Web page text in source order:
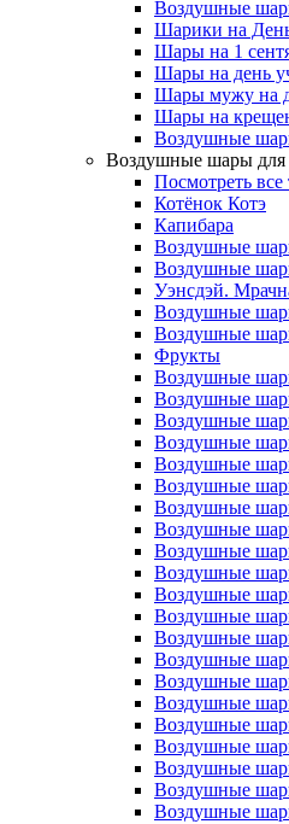
Воздушные
Шарики на
Шары на 1
Шары на день
Шары мужу на
Шары на
Воздушные
Воздушные шары для
Посмотреть все
Котёнок Котэ
Капибара
Воздушные
Воздушные
Уэнсдэй.
Воздушные
Воздушные
Фрукты
Воздушные
Воздушные
Воздушные
Воздушные
Воздушные
Воздушные
Воздушные
Воздушные
Воздушные
Воздушные
Воздушные
Воздушные
Воздушные
Воздушные
Воздушные
Воздушные
Воздушные
Воздушные
Воздушные
Воздушные
Воздушные